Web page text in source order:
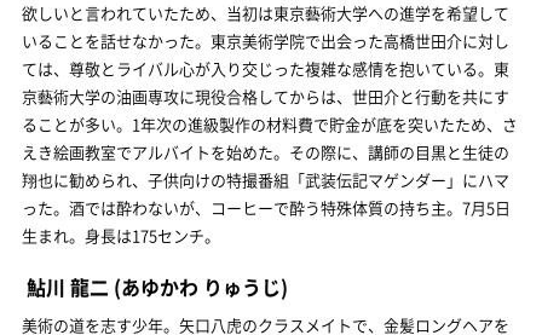
欲しいと言われていたため、当初は東京藝術大学への進学を希望して
いることを話せなかった。東京美術学院で出会った高橋世田介に対し
ては、尊敬とライバル心が入り交じった複雑な感情を抱いている。東
京藝術大学の油画専攻に現役合格してからは、世田介と行動を共にす
ることが多い。1年次の進級製作の材料費で貯金が底を突いたため、さ
えき絵画教室でアルバイトを始めた。その際に、講師の目黒と生徒の
翔也に勧められ、子供向けの特撮番組「武装伝記マゲンダー」にハマ
った。酒では酔わないが、コーヒーで酔う特殊体質の持ち主。7月5日
生まれ。身長は175センチ。
鮎川 龍二 (あゆかわ りゅうじ)
美術の道を志す少年。矢口八虎のクラスメイトで、金髪ロングヘアを